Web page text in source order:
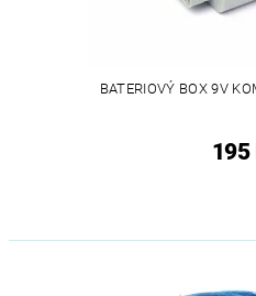
BATERIOVÝ BOX 9V
195